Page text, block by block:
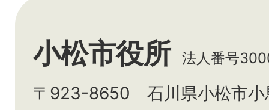
小松市役所 法人番号
〒923-8650 石川県小松市小